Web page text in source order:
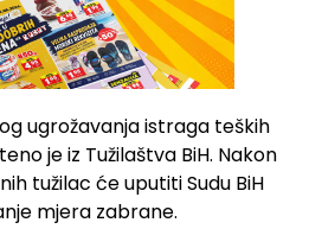
ugrožavanja istraga teških
je iz Tužilaštva BiH. Nakon
tužilac će uputiti Sudu BiH
mjera zabrane.